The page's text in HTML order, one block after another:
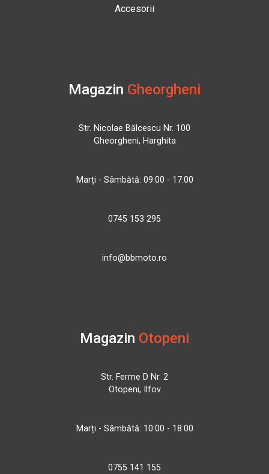
Accesorii
Magazin Gheorgheni
Str. Nicolae Bălcescu Nr. 100
Gheorgheni, Harghita
Marți - Sâmbătă: 09:00 - 17:00
0745 153 295
info@bbmoto.ro
Magazin Otopeni
Str. Ferme D Nr. 2
Otopeni, Ilfov
Marți - Sâmbătă: 10:00 - 18:00
0755 141 155